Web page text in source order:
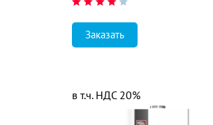
Заказать
в т.ч. НДС 20%